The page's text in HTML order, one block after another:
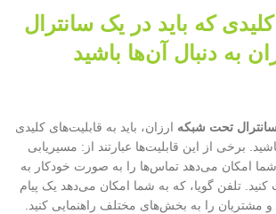
که باید در یک سانترال
به دنبال آن‌ها باشید
تحت شبکه ارزان، باید به قابلیت‌های کلیدی
برخی از این قابلیت‌ها عبارتند از: مسیریابی
امکان می‌دهد تماس‌ها را به صورت خودکار به
تلفن گویا، که به شما امکان می‌دهد یک پیام
مشتریان را به بخش‌های مختلف راهنمایی کنید.